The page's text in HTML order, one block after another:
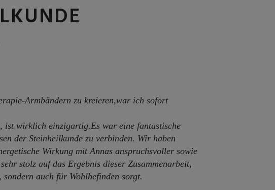
Armbändern zu kreieren,war ich sofort
ist wirklich einzigartig.Es war eine fantastische
der Steinheilkunde zu verbinden. Wir haben
Wirkung mit Annas anspruchsvoller sowie
stolz auf das Ergebnis dieser Zusammenarbeit,
auch für Wohlbefinden sorgt.